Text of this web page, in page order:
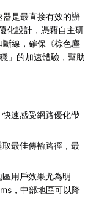
是最直接有效的辦
化設計，憑藉自主研
線，確保《棕色塵
」的加速體驗，幫助
快速感受網路優化帶
取最佳傳輸路徑，最
區用戶效果尤為明
，中部地區可以降